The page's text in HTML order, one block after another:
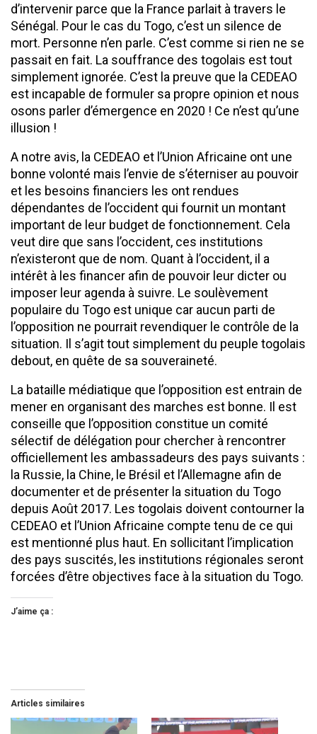
d’intervenir parce que la France parlait à travers le
Sénégal. Pour le cas du Togo, c’est un silence de
mort. Personne n’en parle. C’est comme si rien ne se
passait en fait. La souffrance des togolais est tout
simplement ignorée. C’est la preuve que la CEDEAO
est incapable de formuler sa propre opinion et nous
osons parler d’émergence en 2020 ! Ce n’est qu’une
illusion !
A notre avis, la CEDEAO et l’Union Africaine ont une
bonne volonté mais l’envie de s’éterniser au pouvoir
et les besoins financiers les ont rendues
dépendantes de l’occident qui fournit un montant
important de leur budget de fonctionnement. Cela
veut dire que sans l’occident, ces institutions
n’existeront que de nom. Quant à l’occident, il a
intérêt à les financer afin de pouvoir leur dicter ou
imposer leur agenda à suivre. Le soulèvement
populaire du Togo est unique car aucun parti de
l’opposition ne pourrait revendiquer le contrôle de la
situation. Il s’agit tout simplement du peuple togolais
debout, en quête de sa souveraineté.
La bataille médiatique que l’opposition est entrain de
mener en organisant des marches est bonne. Il est
conseille que l’opposition constitue un comité
sélectif de délégation pour chercher à rencontrer
officiellement les ambassadeurs des pays suivants :
la Russie, la Chine, le Brésil et l’Allemagne afin de
documenter et de présenter la situation du Togo
depuis Août 2017. Les togolais doivent contourner la
CEDEAO et l’Union Africaine compte tenu de ce qui
est mentionné plus haut. En sollicitant l’implication
des pays suscités, les institutions régionales seront
forcées d’être objectives face à la situation du Togo.
J’aime ça :
Articles similaires